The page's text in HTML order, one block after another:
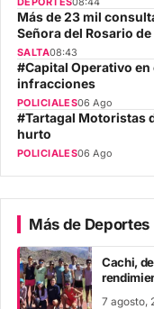
Más de 23 mil
Señora del Rosario
SALTA08:43
#Capital Operativo
infracciones
POLICIALES06 Ago
#Tartagal Motoristas
hurto
POLICIALES06 Ago
Más de Deportes
Cachi,
7 agosto,